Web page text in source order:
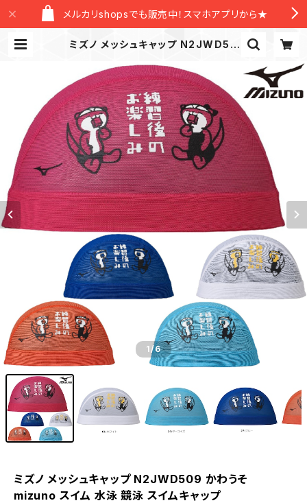
メルカリshopsでも販売中！スマホアプリから★
ミズノ メッシュキャップ N2JWD50
泳 スイムキャップ | New Level Off
icial Store/ニューレヴェルオフィシ
ャルストア
1/6
ミズノ メッシュキャップ N2JWD509 かわうそ
mizuno スイム 水泳 競泳 スイムキャップ